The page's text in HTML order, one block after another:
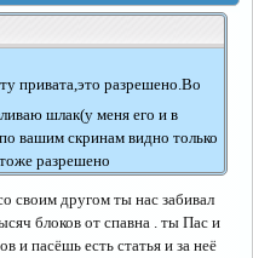
привата,это разрешено.Во
шлак(у меня его и в
вашим скринам видно только
разрешено
своим другом ты нас забивал
блоков от спавна . ты Пас и
и пасёшь есть статья и за неё